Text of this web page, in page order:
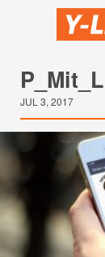
JUL 3, 2017